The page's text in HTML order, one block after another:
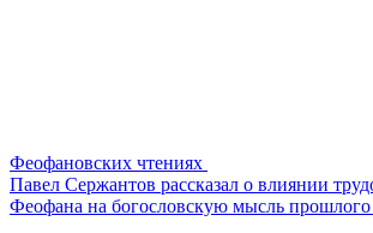
Феофановских чтениях
Павел Сержантов рассказал о влиянии
Феофана на богословскую мысль прошлого